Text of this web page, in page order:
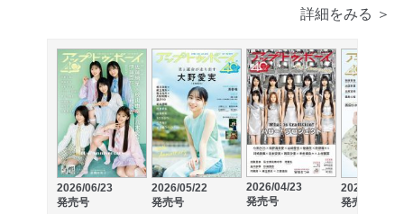
詳細をみる ＞
2026/06/23
発売号
2026/05/22
発売号
2026/04/23
発売号
2026/03/23
発売号